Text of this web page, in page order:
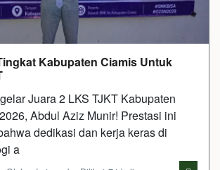
Kabupaten Ciamis Untuk
Juara 2 LKS TJKT Kabupaten
Abdul Aziz Munir! Prestasi ini
dedikasi dan kerja keras di
a